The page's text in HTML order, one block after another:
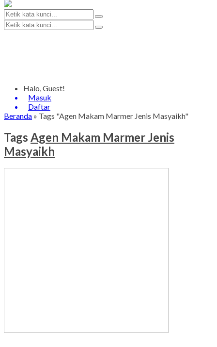
Halo, Guest!
Masuk
Daftar
Beranda » Tags "Agen Makam Marmer Jenis Masyaikh"
Tags Agen Makam Marmer Jenis
Masyaikh